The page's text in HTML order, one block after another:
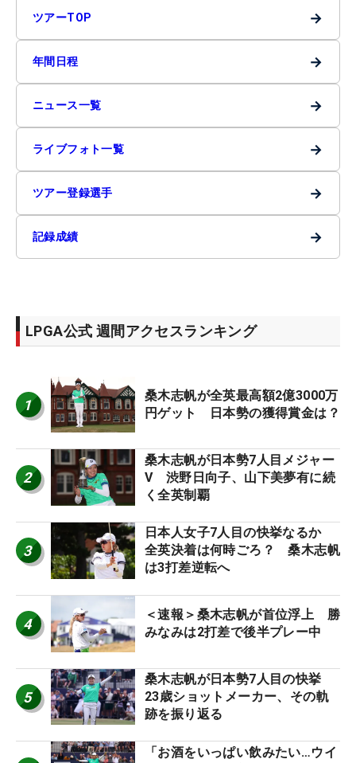
ツアーTOP →
年間日程 →
ニュース一覧 →
ライブフォト一覧 →
ツアー登録選手 →
記録成績 →
LPGA公式 週間アクセスランキング
1
桑木志帆が全英最高額2億3000万
円ゲット 日本勢の獲得賞金は？
2
桑木志帆が日本勢7人目メジャー
V 渋野日向子、山下美夢有に続
く全英制覇
3
日本人女子7人目の快挙なるか
全英決着は何時ごろ？ 桑木志帆
は3打差逆転へ
4
＜速報＞桑木志帆が首位浮上 勝
みなみは2打差で後半プレー中
5
桑木志帆が日本勢7人目の快挙
23歳ショットメーカー、その軌
跡を振り返る
「お酒をいっぱい飲みたい…ウイ